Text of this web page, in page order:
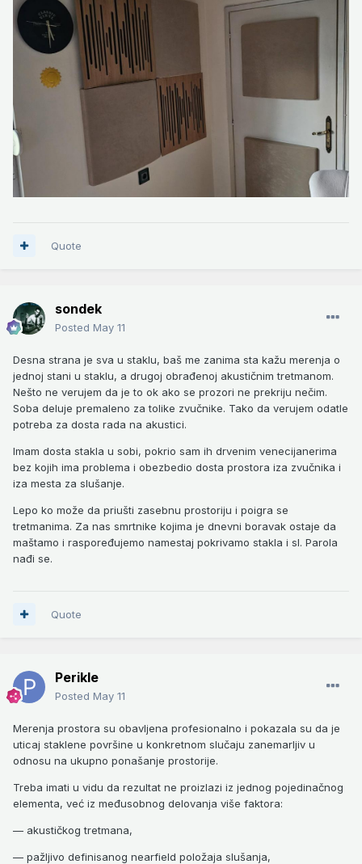
Quote
sondek
Posted May 11
Desna strana je sva u staklu, baš me zanima sta kažu merenja o
jednoj stani u staklu, a drugoj obrađenoj akustičnim tretmanom.
Nešto ne verujem da je to ok ako se prozori ne prekriju nečim.
Soba deluje premaleno za tolike zvučnike. Tako da verujem odatle
potreba za dosta rada na akustici.
Imam dosta stakla u sobi, pokrio sam ih drvenim venecijanerima
bez kojih ima problema i obezbedio dosta prostora iza zvučnika i
iza mesta za slušanje.
Lepo ko može da priušti zasebnu prostoriju i poigra se
tretmanima. Za nas smrtnike kojima je dnevni boravak ostaje da
maštamo i raspoređujemo namestaj pokrivamo stakla i sl. Parola
nađi se.
Quote
Perikle
Posted May 11
Merenja prostora su obavljena profesionalno i pokazala su da je
uticaj staklene površine u konkretnom slučaju zanemarljiv u
odnosu na ukupno ponašanje prostorije.
Treba imati u vidu da rezultat ne proizlazi iz jednog pojedinačnog
elementa, već iz međusobnog delovanja više faktora:
— akustičkog tretmana,
— pažljivo definisanog nearfield položaja slušanja,